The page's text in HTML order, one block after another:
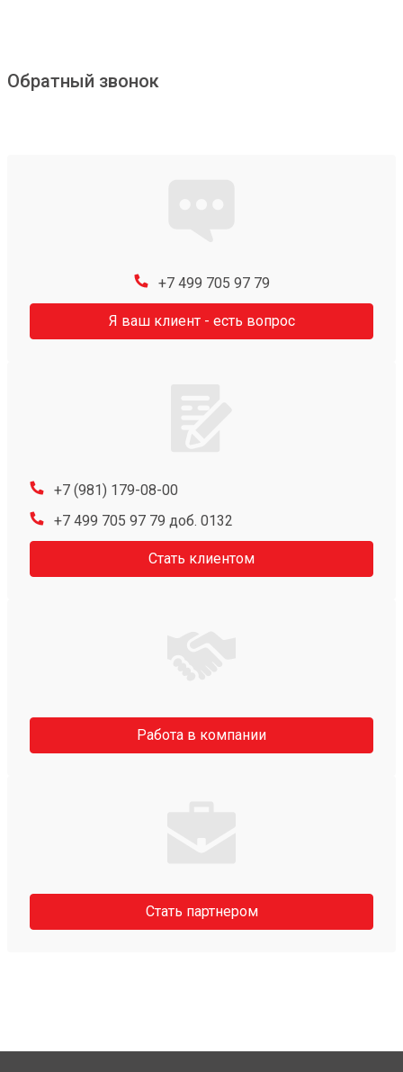
Обратный звонок
+7 499 705 97 79
Я ваш клиент - есть вопрос
+7 (981) 179-08-00
+7 499 705 97 79 доб. 0132
Стать клиентом
Работа в компании
Стать партнером